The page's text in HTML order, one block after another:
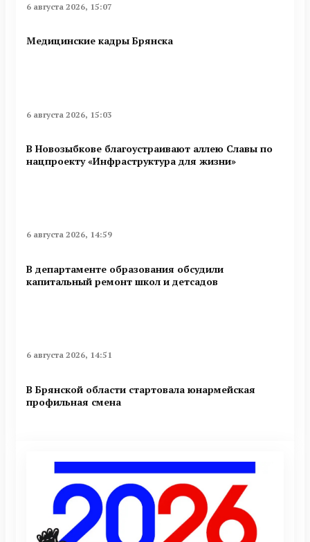
6 августа 2026, 15:07
Медицинские кадры Брянска
6 августа 2026, 15:03
В Новозыбкове благоустраивают аллею Славы по
нацпроекту «Инфраструктура для жизни»
6 августа 2026, 14:59
В департаменте образования обсудили
капитальный ремонт школ и детсадов
6 августа 2026, 14:51
В Брянской области стартовала юнармейская
профильная смена